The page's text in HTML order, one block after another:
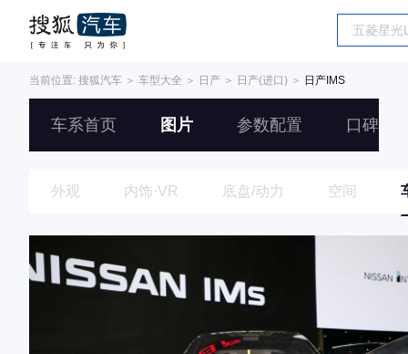
当前位置: 搜狐汽车 ＞ 车型大全 ＞ 日产 ＞ 日产(进口) ＞ 日产IMS
车系首页 图片 参数配置 口碑
外观 内饰·VR 底盘/动力 空间